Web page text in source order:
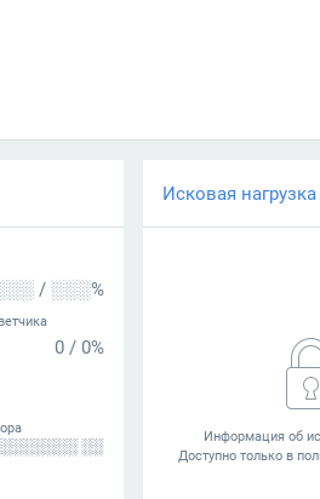
/ ░░░%
0 / 0%
░░
Исковая нагрузка